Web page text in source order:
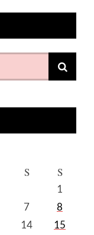
S S
1
7
8
14
15